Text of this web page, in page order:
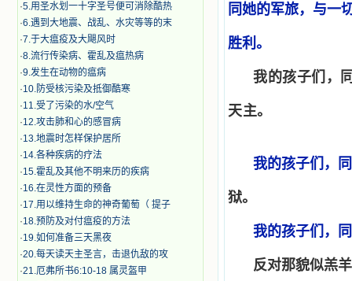
·5.用圣水划一十字圣号便可消除酷热
·6.遇到大地震、战乱、水灾等等的末
·7.于大瘟疫及大飓风时
·8.流行传染病、霍乱及瘟热病
·9.发生在动物的瘟病
·10.防受核污染及抵御酷寒
·11.受了污染的水/空气
·12.攻击肺和心的感冒病
·13.地震时怎样保护居所
·14.各种疾病的疗法
·15.霍乱及其他不明来历的疾病
·16.在灵性方面的预备
·17.用以维持生命的神奇葡萄（ 提子
·18.预防及对付瘟疫的方法
·19.如何准备三天黑夜
·20.每天读天主圣言，击退仇敌的攻
·21.厄弗所书6:10-18 属灵盔甲
同她的军旅，与一
胜利。
我的孩子们，
天主。
我的孩子们，
狱。
我的孩子们，
反对那貌似羔